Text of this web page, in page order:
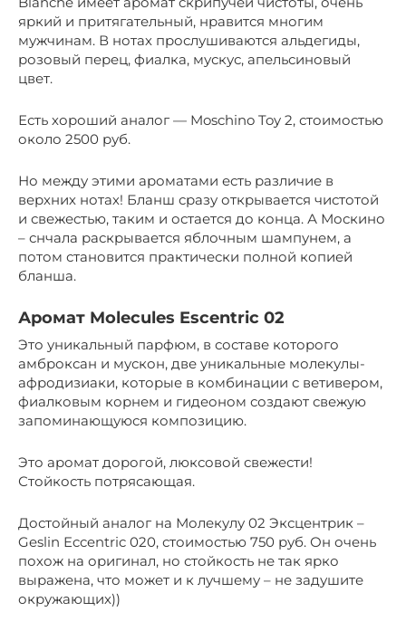
яркий и притягательный, нравится многим
мужчинам. В нотах прослушиваются альдегиды,
розовый перец, фиалка, мускус, апельсиновый
цвет.
Есть хороший аналог — Moschino Toy 2, стоимостью
около 2500 руб.
Но между этими ароматами есть различие в
верхних нотах! Бланш сразу открывается чистотой
и свежестью, таким и остается до конца. А Москино
– снчала раскрывается яблочным шампунем, а
потом становится практически полной копией
бланша.
Аромат Molecules Escentric 02
Это уникальный парфюм, в составе которого
амброксан и мускон, две уникальные молекулы-
афродизиаки, которые в комбинации с ветивером,
фиалковым корнем и гидеоном создают свежую
запоминающуюся композицию.
Это аромат дорогой, люксовой свежести!
Стойкость потрясающая.
Достойный аналог на Молекулу 02 Эксцентрик –
Geslin Eccentric 020, стоимостью 750 руб. Он очень
похож на оригинал, но стойкость не так ярко
выражена, что может и к лучшему – не задушите
окружающих))